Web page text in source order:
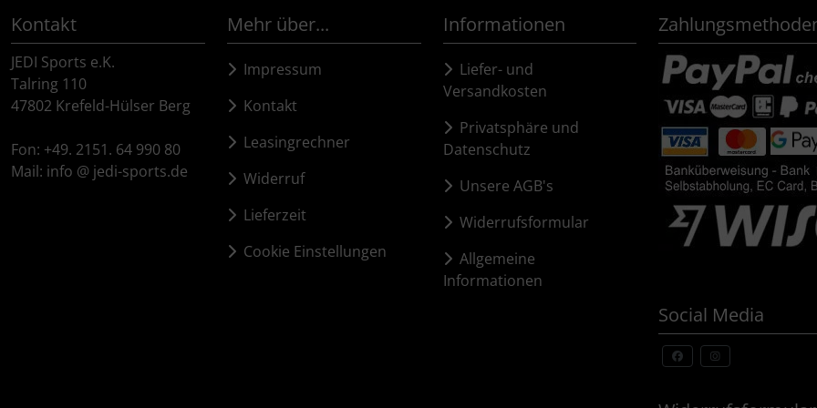
Kontakt
JEDI Sports e.K.
Talring 110
47802 Krefeld-Hülser Berg
Fon: +49. 2151. 64 990 80
Mail: info @ jedi-sports.de
Mehr über...
Impressum
Kontakt
Leasingrechner
Widerruf
Lieferzeit
Cookie Einstellungen
Informationen
Liefer- und
Versandkosten
Privatsphäre und
Datenschutz
Unsere AGB's
Widerrufsformular
Allgemeine
Informationen
Social Media
Pirelli
Princeton Carbonworks
Quarq